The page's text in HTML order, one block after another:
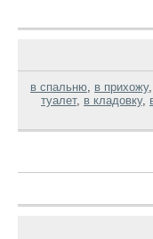
в спальню, в прихожу,
туалет, в кладовку,